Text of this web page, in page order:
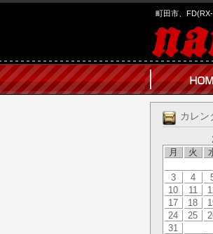
町田市、
カレン
月
火
3
4
10
11
17
18
24
25
31